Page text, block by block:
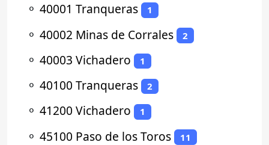
⚬ 40001 Tranqueras 1
⚬ 40002 Minas de Corrales 2
⚬ 40003 Vichadero 1
⚬ 40100 Tranqueras 2
⚬ 41200 Vichadero 1
⚬ 45100 Paso de los Toros 11